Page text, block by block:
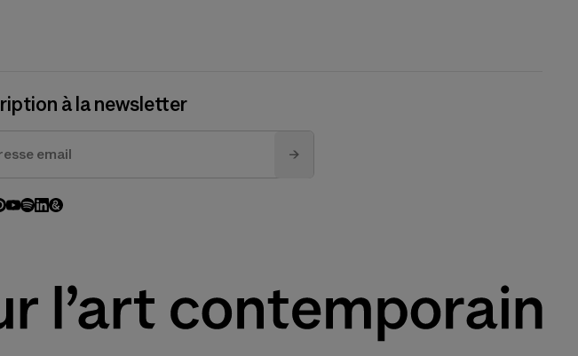
à la newsletter
→